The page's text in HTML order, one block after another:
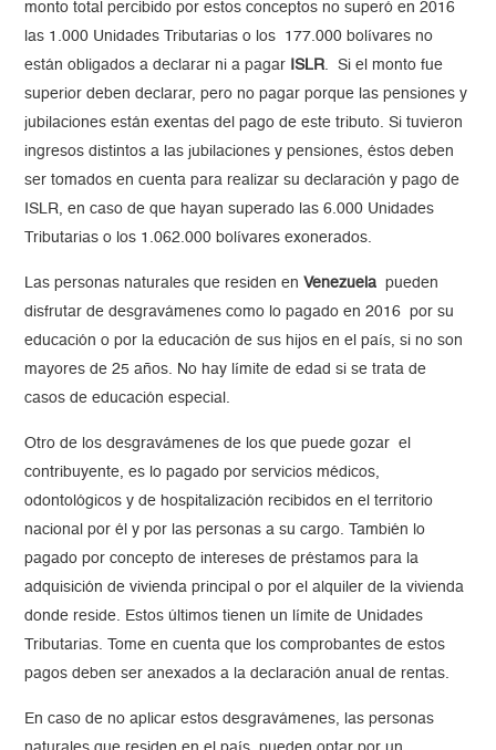
monto total percibido por estos conceptos no superó en 2016
las 1.000 Unidades Tributarias o los 177.000 bolívares no
están obligados a declarar ni a pagar
ISLR. Si el monto fue
superior deben declarar, pero no pagar porque las pensiones y
jubilaciones están exentas del pago de este tributo. Si tuvieron
ingresos distintos a las jubilaciones y pensiones, éstos deben
ser tomados en cuenta para realizar su declaración y pago de
ISLR, en caso de que hayan superado las 6.000 Unidades
Tributarias o los 1.062.000 bolívares exonerados.
Las personas naturales que residen en Venezuela pueden
disfrutar de desgravámenes como lo pagado en 2016 por su
educación o por la educación de sus hijos en el país, si no son
mayores de 25 años. No hay límite de edad si se trata de
casos de educación especial.
Otro de los desgravámenes de los que puede gozar el
contribuyente, es lo pagado por servicios médicos,
odontológicos y de hospitalización recibidos en el territorio
nacional por él y por las personas a su cargo. También lo
pagado por concepto de intereses de préstamos para la
adquisición de vivienda principal o por el alquiler de la vivienda
donde reside. Estos últimos tienen un límite de Unidades
Tributarias. Tome en cuenta que los comprobantes de estos
pagos deben ser anexados a la declaración anual de rentas.
En caso de no aplicar estos desgravámenes, las personas